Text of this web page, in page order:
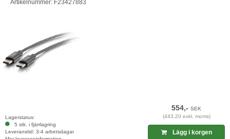
Artikelnummer: F23427883
Lagerstatus:
5 stk. i fjärrlagring
Leveranstid: 3-4 arbetsdagar
554,-SEK
(443,20 exkl. moms)
Lägg i korgen